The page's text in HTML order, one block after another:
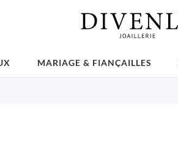
MARIAGE & FIANÇAILLES